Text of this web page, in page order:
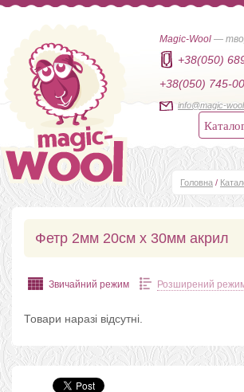
Magic-Wool —
+38(050)
+38(050) 745-
info@magic-
Головна /
Фетр 2мм 20см х 30мм акрил
Звичайний режим Розширений
Товари наразі відсутні.